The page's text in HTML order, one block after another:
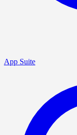
App Suite